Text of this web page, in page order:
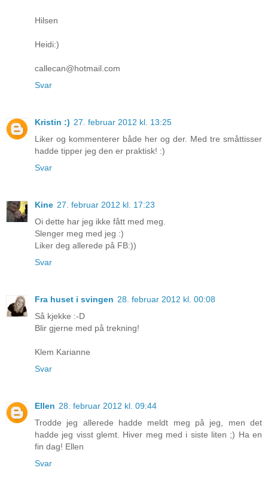
Hilsen
Heidi:)
callecan@hotmail.com
Svar
Kristin :) 27. februar 2012 kl. 13:25
Liker og kommenterer både her og der. Med tre småttisser
hadde tipper jeg den er praktisk! :)
Svar
Kine 27. februar 2012 kl. 17:23
Oi dette har jeg ikke fått med meg.
Slenger meg med jeg :)
Liker deg allerede på FB:))
Svar
Fra huset i svingen 28. februar 2012 kl. 00:08
Så kjekke :-D
Blir gjerne med på trekning!
Klem Karianne
Svar
Ellen 28. februar 2012 kl. 09:44
Trodde jeg allerede hadde meldt meg på jeg, men det
hadde jeg visst glemt. Hiver meg med i siste liten ;) Ha en
fin dag! Ellen
Svar